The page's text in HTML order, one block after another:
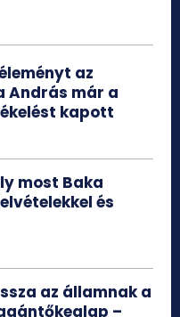
az
András már a
kapott
most Baka
és
az államnak a
–